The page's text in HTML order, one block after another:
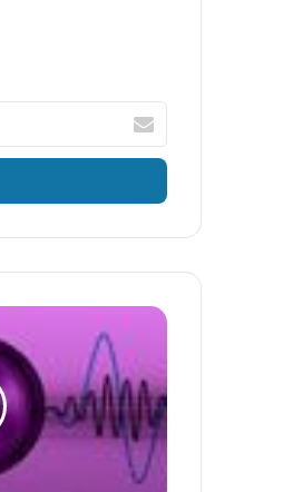
آدرس
ایمیل
خود
وارد
آگهی
محصولات
،
رب
گوجه
فرنگی
جوانه